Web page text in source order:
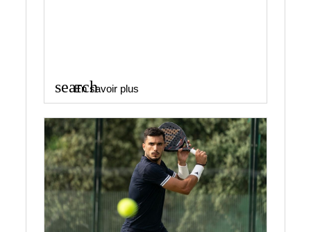
search
En savoir plus